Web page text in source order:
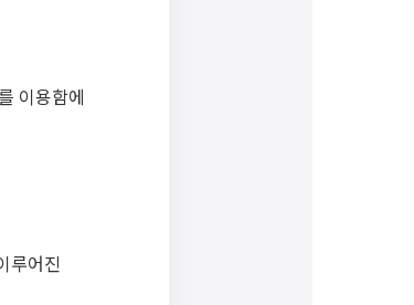
이용함에
루어진